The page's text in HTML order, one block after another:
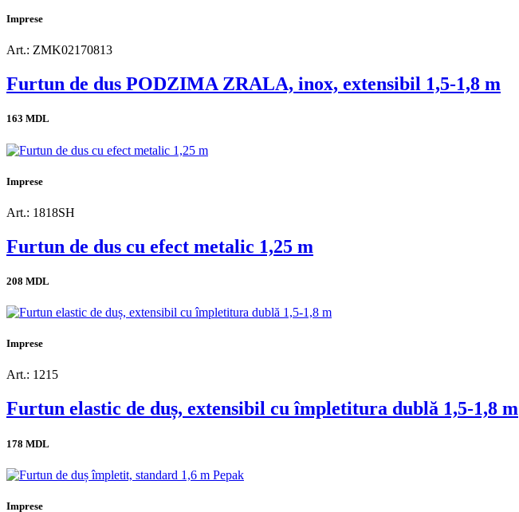
Imprese
Art.: ZMK02170813
Furtun de dus PODZIMA ZRALA, inox, extensibil 1,5-1,8 m
163 MDL
Imprese
Art.: 1818SH
Furtun de dus cu efect metalic 1,25 m
208 MDL
Imprese
Art.: 1215
Furtun elastic de duș, extensibil cu împletitura dublă 1,5-1,8 m
178 MDL
Imprese